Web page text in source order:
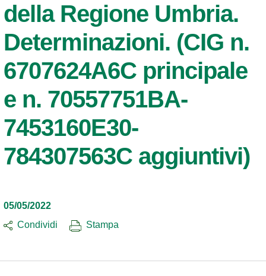
della Regione Umbria.
Determinazioni. (CIG n.
6707624A6C principale
e n. 70557751BA-
7453160E30-
784307563C aggiuntivi)
05/05/2022
Condividi
Stampa